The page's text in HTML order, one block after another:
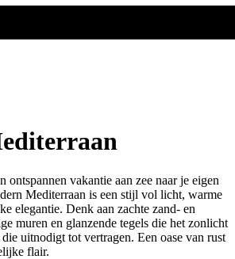
ontspannen vakantie aan zee naar je eigen
Mediterraan is een stijl vol licht, warme
elegantie. Denk aan zachte zand- en
muren en glanzende tegels die het zonlicht
uitnodigt tot vertragen. Een oase van rust
flair.